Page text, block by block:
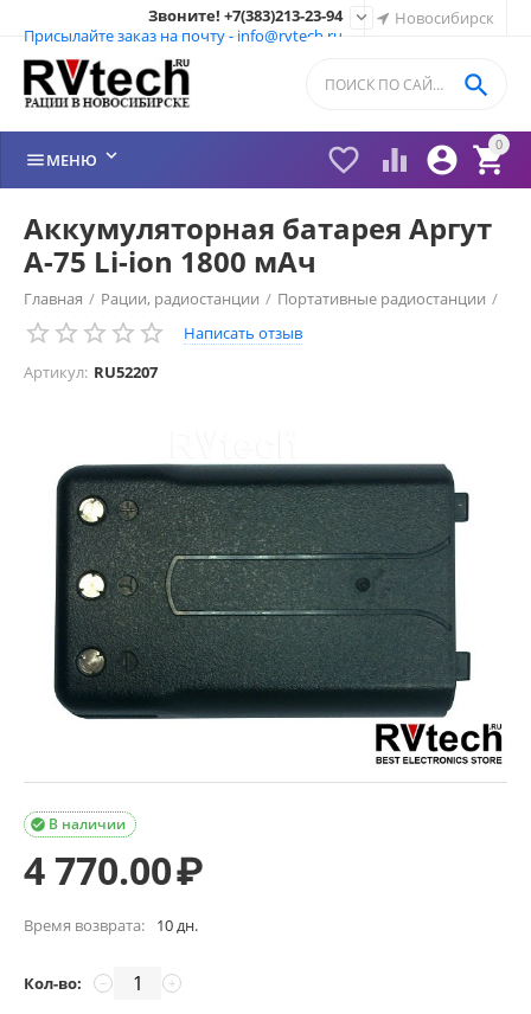
Новосибирск
Звоните! +7(383)213-23-94
Присылайте заказ на почту - info@rvtech.ru

0


 

МЕНЮ 
Аккумуляторная батарея Аргут
А-75 Li-ion 1800 мАч
Главная / Рации, радиостанции / Портативные радиостанции /
Рации Аргут (Россия)
/ Аккумуляторы Аргут
Написать отзыв
Артикул: RU52207
В наличии

4 770.00₽
Время возврата: 10 дн.
Кол-во: +
−